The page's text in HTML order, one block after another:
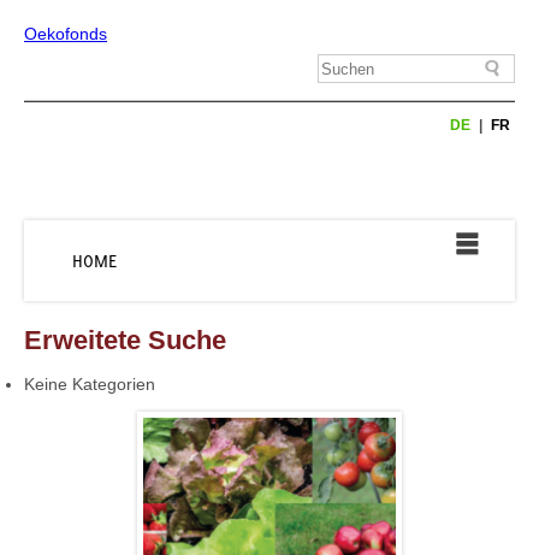
Oekofonds
DE FR
HOME
Erweitete Suche
Keine Kategorien